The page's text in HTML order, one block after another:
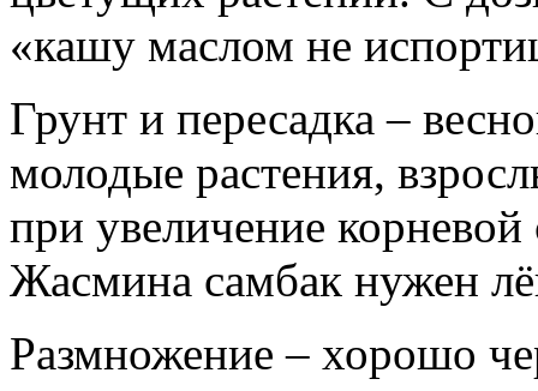
«кашу маслом не
Грунт и пересадка –
молодые растения,
при увеличение
Жасмина самбак нужен
Размножение – хорошо